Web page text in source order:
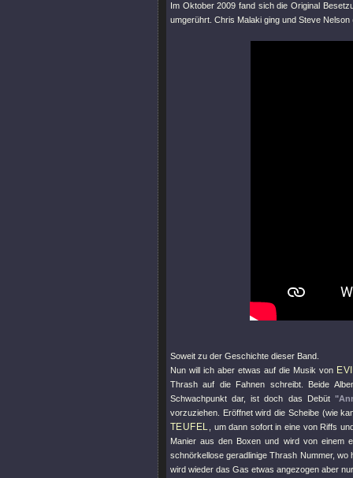
Im Oktober 2009 fand sich die Original
umgerührt. Chris Malaki ging und Steve Nelson
Soweit zu der Geschichte dieser Band.
Nun will ich aber etwas auf die Musik von
Thrash auf die Fahnen schreibt. Beide
Schwachpunkt dar, ist doch das Debüt
vorzuziehen. Eröffnet wird die Scheibe (wie
TEUFEL , um dann sofort in eine von Riffs
Manier aus den Boxen und wird von einem
schnörkellose geradlinige Thrash Nummer, wo
wird wieder das Gas etwas angezogen aber